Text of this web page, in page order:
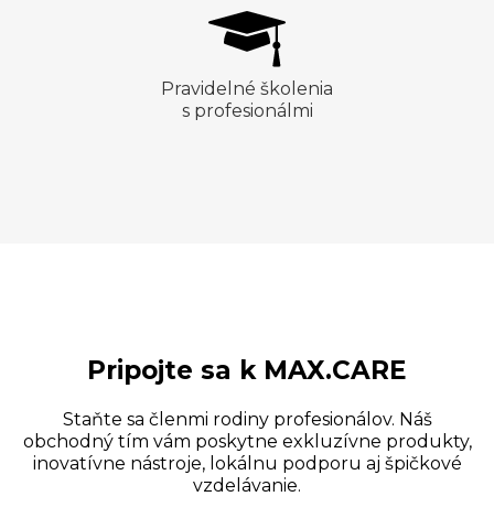
Pravidelné školenia
s profesionálmi
Pripojte sa k MAX.CARE
Staňte sa členmi rodiny profesionálov. Náš
obchodný tím vám poskytne exkluzívne produkty,
inovatívne nástroje, lokálnu podporu aj špičkové
vzdelávanie.